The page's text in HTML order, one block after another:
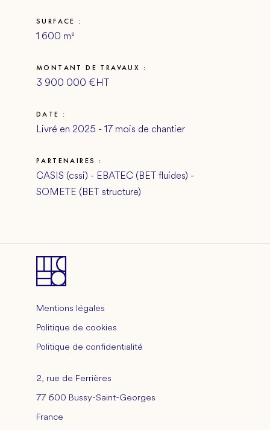
SURFACE :
1 600 m²
MONTANT DE TRAVAUX :
3 900 000 €HT
DATE :
Livré en 2025 - 17 mois de chantier
PARTENAIRES :
CASIS (cssi) - EBATEC (BET fluides) -
SOMETE (BET structure)
Mentions légales
Politique de cookies
Politique de confidentialité
2, rue de Ferrières
77 600 Bussy-Saint-Georges
France